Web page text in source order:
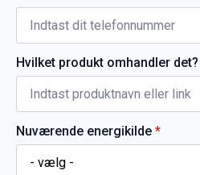
Hvilket produkt omhandler det?
Nuværende energikilde *